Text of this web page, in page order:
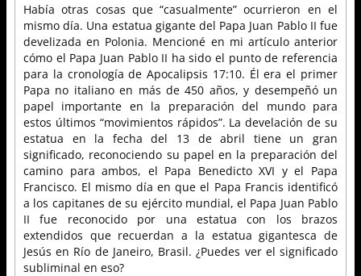
Había otras cosas que “casualmente” ocurrieron en el
mismo día. Una estatua gigante del Papa Juan Pablo II fue
develizada en Polonia. Mencioné en mi artículo anterior
cómo el Papa Juan Pablo II ha sido el punto de referencia
para la cronología de Apocalipsis 17:10. Él era el primer
Papa no italiano en más de 450 años, y desempeñó un
papel importante en la preparación del mundo para
estos últimos “movimientos rápidos”. La develación de su
estatua en la fecha del 13 de abril tiene un gran
significado, reconociendo su papel en la preparación del
camino para ambos, el Papa Benedicto XVI y el Papa
Francisco. El mismo día en que el Papa Francis identificó
a los capitanes de su ejército mundial, el Papa Juan Pablo
II fue reconocido por una estatua con los brazos
extendidos que recuerdan a la estatua gigantesca de
Jesús en Río de Janeiro, Brasil. ¿Puedes ver el significado
subliminal en eso?